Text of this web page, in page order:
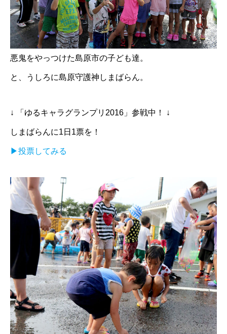
悪鬼をやっつけた島原市の子ども達。
と、うしろに島原守護神しまばらん。
↓ 「ゆるキャラグランプリ2016」参戦中！ ↓
しまばらんに1日1票を！
▶︎投票してみる